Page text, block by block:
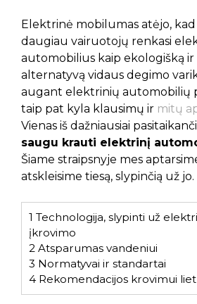
Elektrinė mobilumas atėjo, kad
daugiau vairuotojų renkasi
automobilius kaip ekologišką ir
alternatyvą vidaus degimo
augant elektrinių automobilių
taip pat kyla klausimų ir mitų
Vienas iš dažniausiai
saugu krauti elektrinį
Šiame straipsnyje mes
atskleisime tiesą, slypinčią už jo.
1 Technologija, slypinti už
įkrovimo
2 Atsparumas vandeniui
3 Normatyvai ir standartai
4 Rekomendacijos krovimui